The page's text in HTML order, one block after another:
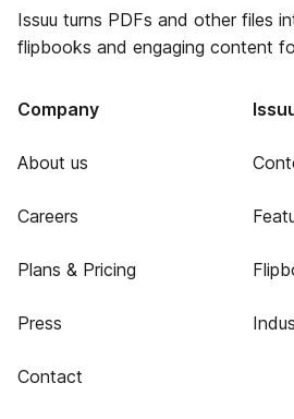
Issuu turns PDFs and other files
flipbooks and engaging content
Company
About us
Careers
Plans & Pricing
Press
Contact